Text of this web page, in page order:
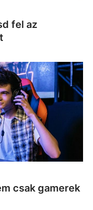
fel az
csak gamerek